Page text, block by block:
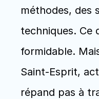
méthodes, des
techniques. Ce
formidable.
Saint-Esprit,
répand pas à